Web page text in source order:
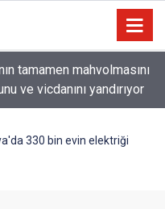
şekilde yukarıda tut
330 bin evin elektriği